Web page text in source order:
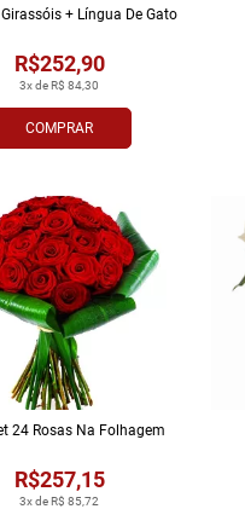
COMPRAR
3x de R$ 84,30
R$252,90
+ Língua De Gato
3x de R$ 85,72
R$257,15
24 Rosas Na Folhagem